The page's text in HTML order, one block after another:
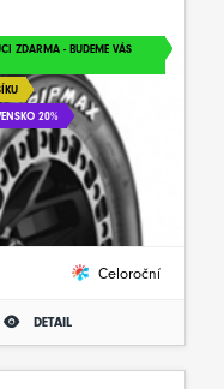
ZDARMA - BUDEME VÁS
20%
Celoroční
DETAIL